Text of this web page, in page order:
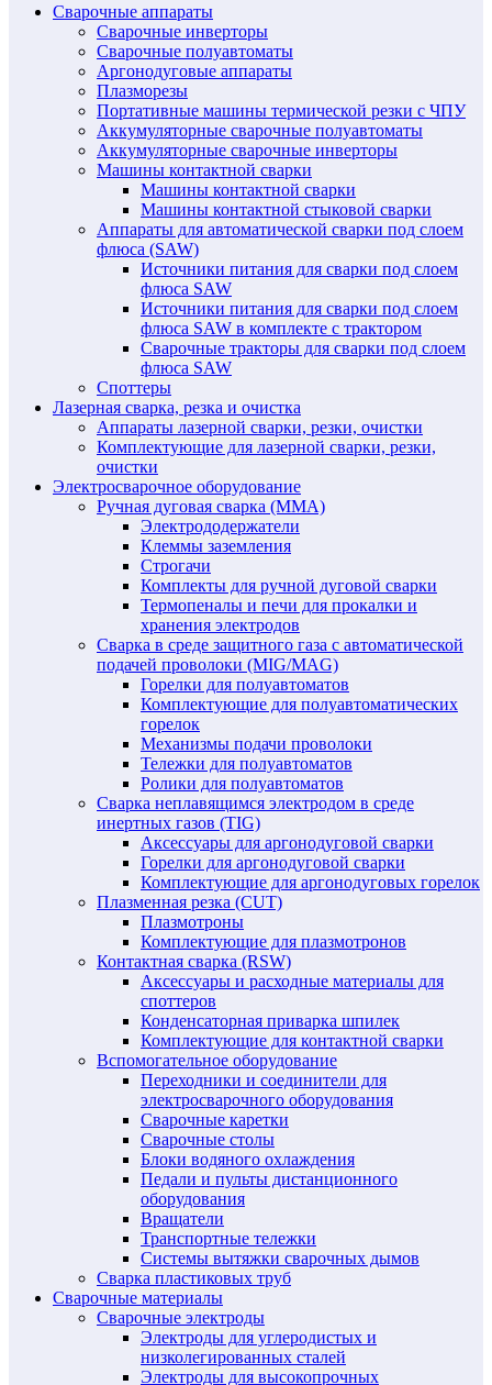
Сварочные аппараты
Сварочные инверторы
Сварочные полуавтоматы
Аргонодуговые аппараты
Плазморезы
Портативные машины термической резки с ЧПУ
Аккумуляторные сварочные полуавтоматы
Аккумуляторные сварочные инверторы
Машины контактной сварки
Машины контактной сварки
Машины контактной стыковой сварки
Аппараты для автоматической сварки под слоем
флюса (SAW)
Источники питания для сварки под слоем
флюса SAW
Источники питания для сварки под слоем
флюса SAW в комплекте с трактором
Сварочные тракторы для сварки под слоем
флюса SAW
Споттеры
Лазерная сварка, резка и очистка
Аппараты лазерной сварки, резки, очистки
Комплектующие для лазерной сварки, резки,
очистки
Электросварочное оборудование
Ручная дуговая сварка (MMA)
Электрододержатели
Клеммы заземления
Строгачи
Комплекты для ручной дуговой сварки
Термопеналы и печи для прокалки и
хранения электродов
Сварка в среде защитного газа с автоматической
подачей проволоки (MIG/MAG)
Горелки для полуавтоматов
Комплектующие для полуавтоматических
горелок
Механизмы подачи проволоки
Тележки для полуавтоматов
Ролики для полуавтоматов
Сварка неплавящимся электродом в среде
инертных газов (TIG)
Аксессуары для аргонодуговой сварки
Горелки для аргонодуговой сварки
Комплектующие для аргонодуговых горелок
Плазменная резка (CUT)
Плазмотроны
Комплектующие для плазмотронов
Контактная сварка (RSW)
Аксессуары и расходные материалы для
споттеров
Конденсаторная приварка шпилек
Комплектующие для контактной сварки
Вспомогательное оборудование
Переходники и соединители для
электросварочного оборудования
Сварочные каретки
Сварочные столы
Блоки водяного охлаждения
Педали и пульты дистанционного
оборудования
Вращатели
Транспортные тележки
Системы вытяжки сварочных дымов
Сварка пластиковых труб
Сварочные материалы
Сварочные электроды
Электроды для углеродистых и
низколегированных сталей
Электроды для высокопрочных